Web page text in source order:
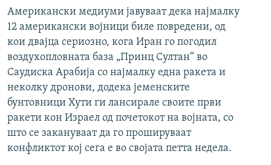
Американски медиуми јавуваат дека најмалку
12 американски војници биле повредени, од
кои двајца сериозно, кога Иран го погодил
воздухопловната база „Принц Султан“ во
Саудиска Арабија со најмалку една ракета и
неколку дронови, додека јеменските
бунтовници Хути ги лансирале своите први
ракети кон Израел од почетокот на војната, со
што се закануваат да го прошируваат
конфликтот кој сега е во својата петта недела.